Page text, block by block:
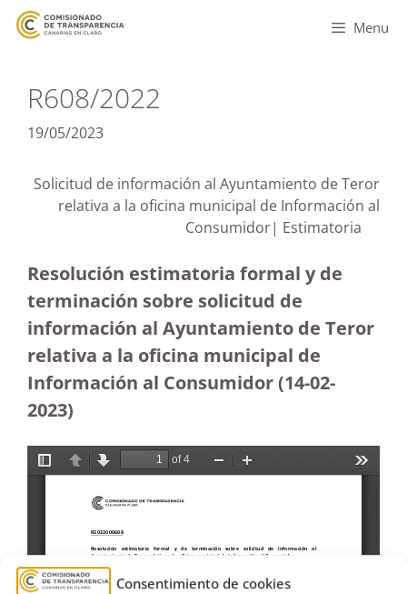
Consentimiento de cookies
Menu
R608/2022
19/05/2023
Solicitud de información al Ayuntamiento de Teror
relativa a la oficina municipal de Información al
Consumidor| Estimatoria
Resolución estimatoria formal y de
terminación sobre solicitud de
información al Ayuntamiento de Teror
relativa a la oficina municipal de
Información al Consumidor (14-02-
2023)